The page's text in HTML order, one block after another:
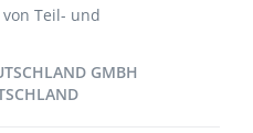
Teil- und
Kontakt und
Frachtführern
GMBH